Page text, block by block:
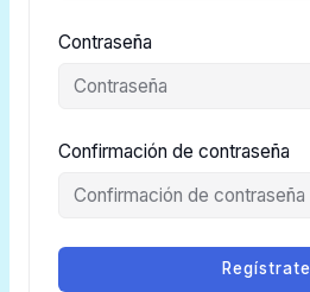
Contraseña
Confirmación de contraseña
Regístrate